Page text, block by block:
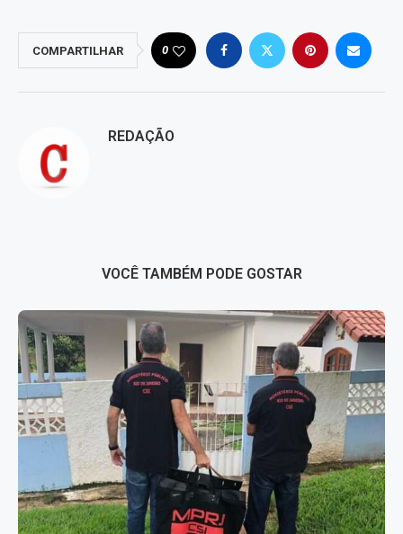
COMPARTILHAR 0
REDAÇÃO
VOCÊ TAMBÉM PODE GOSTAR